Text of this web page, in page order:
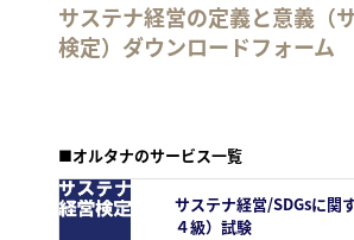
サステナ経営の定義と意義（
検定）ダウンロードフォーム
■オルタナのサービス一覧
サステナ経営/SDGsに関
４級）試験